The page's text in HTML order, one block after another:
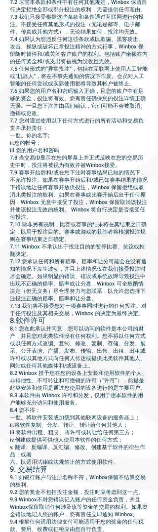
7.2 尽管本条款和条件中有任何其他规定，Winbox 保留自
行决定拒绝全部或部分投注的权利，无需提供任何理由。
7.3 我们只接受根据这些条款和条件通过互联网进行的投
注。不接受任何其他形式的投注（无论是邮寄、电子邮
件、传真或其他方式），无论结果如何，投注均无效。
7.4 如果认为您违反任何这些条款或以欺骗、黑客攻击、
攻击、操纵或破坏正常投注精神的方式行事，Winbox 保
留随时暂停和/或关闭客户账户的权利。包括账户余额在内
的任何奖金和/或支出将被视为没收且无效。
7.5 任何形式的“异常投注”，包括在互联网上使用人工智能
或“机器人”，将在不事先通知的情况下作废。会员对人工
智能的任何尝试或实际使用都将导致其帐户被终止。
7.6 如果您的用户名和密码输入正确，且您的账户中有足
够的资金，投注将有效。您有责任确保您的投注详情正确
无误。一旦您下注并由我们确认，它们可能不会被取消、
撤销或更改。
7.7 您对通过使用以下任何方式进行的所有活动和交易负
责并承担责任：
一世。你的名字;
ii.您的帐号；
iii.您的用户名和密码
7.8 当交易ID显示在您的屏幕上并正式反映在您的交易历
史中时，投注将被视为有效并被Winbox接受。
7.9 赛事开始后和/或在您下注时赛事结果已知的情况下，
不允许投注。如果在赛事开始后和/或已知赛事结果的情况
下错误地让任何赛事开放供投注，Winbox 保留拒绝或取
消此类投注的权利。如果在赛事或比赛开始后出于任何原
因，Winbox 无意中接受了投注，Winbox 保留取消该投注
并使该投注无效的权利。 Winbox 将自行决定是否接受任
何投注。
7.10 除非另有说明，比赛或赛事的结果将在其结束之日确
定，以用于投注目的。赛事或游戏的获胜者将根据投注规
则在赛事结束之日确定。
7.11 Winbox 不承认出于投注目的的暂停比赛、抗议或推
翻决定。
7.12 您承认任何和所有赔率、赔率和让分可能会在没有通
知的情况下发生波动，并且上述情况仅在我们接受投注时
才会确定。如果明显的错误、错误或系统故障导致投注中
出现不正确的赔率、赔率或让分盘，Winbox 可全权酌情
决定（但无义务）尽合理努力与您联系，以允许您选择下
注投注正确的赔率、赔率和让分盘。
7.13 我们将不接受您对一项赛事同时进行的任何投注。对
于任何投注及其相关交易，Winbox 的决定为最终决定。
8.软件许可
8.1 您在此承认并同意，您可以访问的软件是本公司的财
产，并且您对此类软件没有任何权利。您不得以任何方式
或以任何方式改编、复制、修改、复制、存储、分发、展
示、公开表演、广播、发布、传输、出售、出租、出租或
许可或以其他方式向任何人传达或提供此类软件其他人、
网站或任何其他媒体和/或设备上。
8.2 Winbox 授予您在您的设备上安装和使用软件的个人、
非排他性、不可转让和可撤销的许可（“许可”），前提是
此类安装和使用是通过您使用的设备进行的是主要用户。
8.3 本软件由 Winbox 许可和分发，仅用于使本软件的用
户能够充分访问和使用服务。
8.4 您不得：
一世。将软件安装或加载到其他联网设备的服务器上；
ii.将软件复制、分发、转让、转让给任何其他人；
iii.将软件出租、租赁、再许可或转让给任何第三方；
iv.创建或提供可供他人使用本软件的任何方式；
v. 翻译、反编译、反汇编、修改、创建基于软件的衍生作
品；或者
六。以适用法律或法规禁止的方式使用软件。
9. 交易结算
9.1 如银行账户与注册名称不符，Winbox保留不结算交易
的权利。
9.2 您的奖金不包括投注金额，投注时应考虑到这一点。
9.3 Winbox不对您错误记入账户的任何资金负责，并且
Winbox保留取消任何涉及该等资金的交易的权利。如果资
金错误地记入您的账户，您有责任立即通知 Winbox。
9.4 根据任何适用法律支付可能适用于您的奖金的任何税
款、费用、收费或征税应由您自行负责。